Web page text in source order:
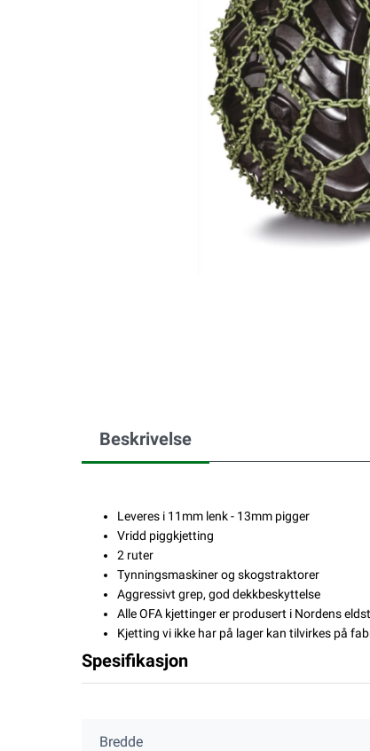
Beskrivelse
Leveres i 11mm lenk - 13mm pigger
Vridd piggkjetting
2 ruter
Tynningsmaskiner og skogstraktorer
Aggressivt grep, god dekkbeskyttelse
Alle OFA kjettinger er produsert i Nordens
Kjetting vi ikke har på lager kan tilvirkes på
Spesifikasjon
Bredde